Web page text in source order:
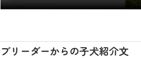
ブリーダーからの子犬紹介文